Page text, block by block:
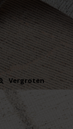
Vergroten